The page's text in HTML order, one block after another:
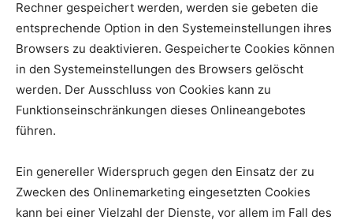
Rechner gespeichert werden, werden sie gebeten die
entsprechende Option in den Systemeinstellungen ihres
Browsers zu deaktivieren. Gespeicherte Cookies können
in den Systemeinstellungen des Browsers gelöscht
werden. Der Ausschluss von Cookies kann zu
Funktionseinschränkungen dieses Onlineangebotes
führen.
Ein genereller Widerspruch gegen den Einsatz der zu
Zwecken des Onlinemarketing eingesetzten Cookies
kann bei einer Vielzahl der Dienste, vor allem im Fall des